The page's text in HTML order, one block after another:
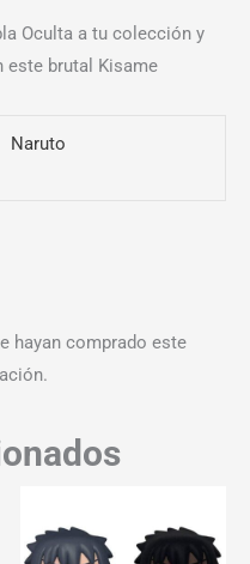
Oculta a tu colección y
brutal Kisame
Naruto
hayan comprado este